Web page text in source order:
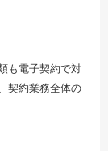
も電子契約で対
契約業務全体の